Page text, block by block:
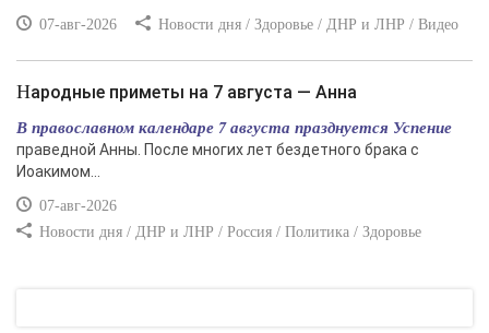
07-авг-2026 Новости дня / Здоровье / ДНР и ЛНР / Видео
Народные приметы на 7 августа — Анна
В православном календаре 7 августа празднуется Успение
праведной Анны. После многих лет бездетного брака с
Иоакимом...
07-авг-2026
Новости дня / ДНР и ЛНР / Россия / Политика / Здоровье